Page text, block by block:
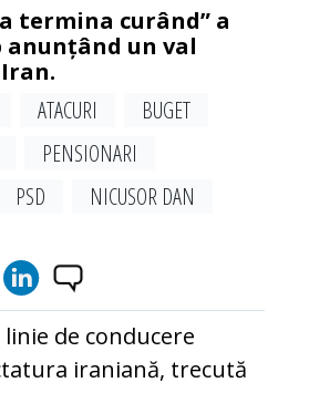
termina curând” a
anunțând un val
ATACURI
BUGET
PENSIONARI
PSD NICUSOR DAN
de conducere
iraniană, trecută